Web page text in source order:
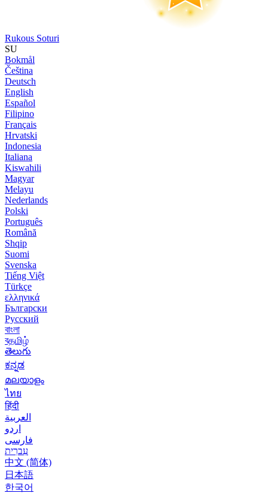
Rukous Soturi
SU
Bokmål
Čeština
Deutsch
English
Español
Filipino
Français
Hrvatski
Indonesia
Italiana
Kiswahili
Magyar
Melayu
Nederlands
Polski
Português
Română
Shqip
Suomi
Svenska
Tiếng Việt
Türkçe
ελληνικά
Български
Русский
বাংলা
বதமிழ்
తెలుగు
ಕನ್ನಡ
മലയാളം
ไทย
हिंदी
العربية
اردو
فارسی
עִברִית
中文 (简体)
日本語
한국어